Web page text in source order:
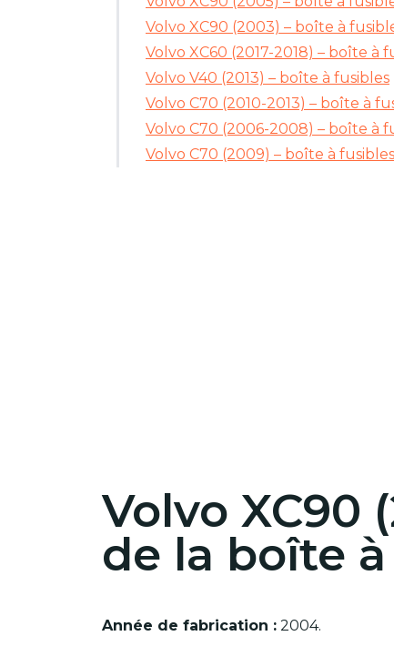
Volvo XC90 (2003) – boîte à
Volvo XC60 (2017-2018) – boîte à
Volvo V40 (2013) – boîte à fusibles
Volvo C70 (2010-2013) – boîte à
Volvo C70 (2006-2008) – boîte à
Volvo C70 (2009) – boîte à fusibles
Volvo XC90
de la boîte
Année de fabrication : 2004.